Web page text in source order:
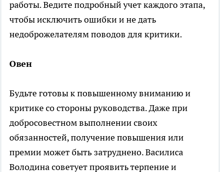
работы. Ведите подробный учет каждого этапа,
чтобы исключить ошибки и не дать
недоброжелателям поводов для критики.
Овен
Будьте готовы к повышенному вниманию и
критике со стороны руководства. Даже при
добросовестном выполнении своих
обязанностей, получение повышения или
премии может быть затруднено. Василиса
Володина советует проявить терпение и